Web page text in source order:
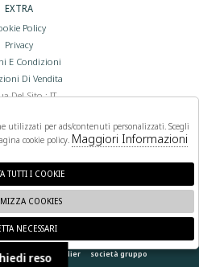
EXTRA
Policy
Privacy
E Condizioni
Di Vendita
Del Sito : IT
US
powered by atelier società gruppo
reso
utilizzati per ads/contenuti personalizzati. Scegli
cookie policy. Maggiori Informazioni
TUTTI I COOKIE
COOKIES
NECESSARI